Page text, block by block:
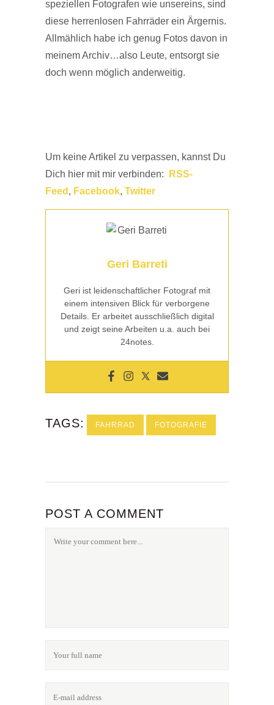
speziellen Fotografen wie unsereins, sind
diese herrenlosen Fahrräder ein Ärgernis.
Allmählich habe ich genug Fotos davon in
meinem Archiv…also Leute, entsorgt sie
doch wenn möglich anderweitig.
Um keine Artikel zu verpassen, kannst Du
Dich hier mit mir verbinden:
RSS-
Feed , Facebook, Twitter
Geri Barreti
Geri ist leidenschaftlicher Fotograf mit
einem intensiven Blick für verborgene
Details. Er arbeitet ausschließlich digital
und zeigt seine Arbeiten u.a. auch bei
24notes.
TAGS: FAHRRAD FOTOGRAFIE
POST A COMMENT